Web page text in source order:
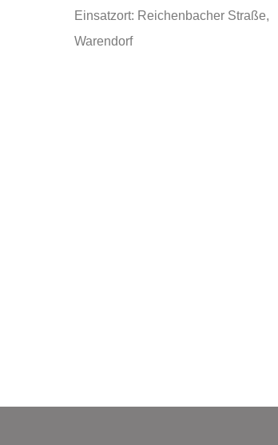
Einsatzort: Reichenbacher Straße,
Warendorf